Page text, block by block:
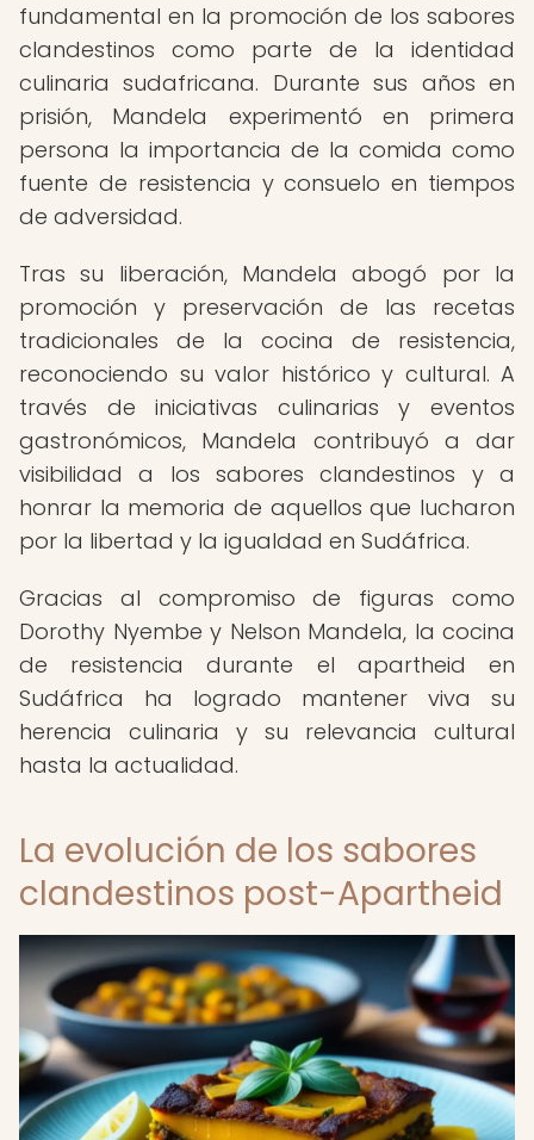
fundamental en la promoción de los sabores
clandestinos como parte de la identidad
culinaria sudafricana. Durante sus años en
prisión, Mandela experimentó en primera
persona la importancia de la comida como
fuente de resistencia y consuelo en tiempos
de adversidad.
Tras su liberación, Mandela abogó por la
promoción y preservación de las recetas
tradicionales de la cocina de resistencia,
reconociendo su valor histórico y cultural. A
través de iniciativas culinarias y eventos
gastronómicos, Mandela contribuyó a dar
visibilidad a los sabores clandestinos y a
honrar la memoria de aquellos que lucharon
por la libertad y la igualdad en Sudáfrica.
Gracias al compromiso de figuras como
Dorothy Nyembe y Nelson Mandela, la cocina
de resistencia durante el apartheid en
Sudáfrica ha logrado mantener viva su
herencia culinaria y su relevancia cultural
hasta la actualidad.
La evolución de los sabores
clandestinos post-Apartheid